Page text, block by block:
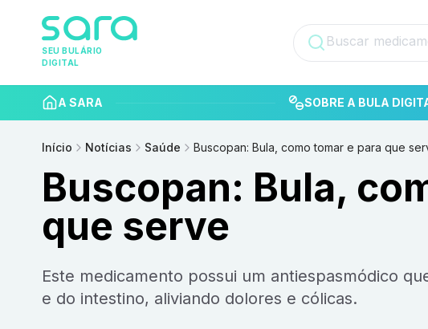
SEU BULÁRIO
DIGITAL
A SARA SOBRE A BULA
Início Notícias Saúde Buscopan: Bula, como tomar e para que
Buscopan: Bula,
que serve
Este medicamento possui um antiespasmódico que atua relaxando a musculatura do estômago
e do intestino, aliviando dolores e cólicas.